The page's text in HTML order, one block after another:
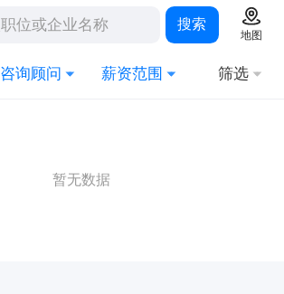
搜索
地图
咨询顾问 薪资范围 筛选
暂无数据